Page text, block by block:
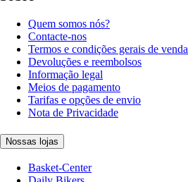
Quem somos nós?
Contacte-nos
Termos e condições gerais de venda
Devoluções e reembolsos
Informação legal
Meios de pagamento
Tarifas e opções de envio
Nota de Privacidade
Nossas lojas
Basket-Center